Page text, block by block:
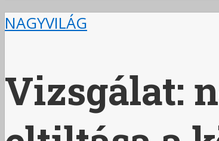
NAGYVILÁG
Vizsgálat: